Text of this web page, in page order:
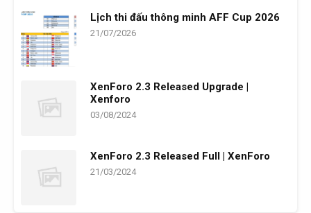
Lịch thi đấu thông minh AFF Cup 2026
21/07/2026
XenForo 2.3 Released Upgrade |
Xenforo
03/08/2024
XenForo 2.3 Released Full | XenForo
21/03/2024